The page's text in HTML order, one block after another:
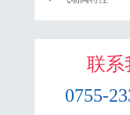
联系
0755-